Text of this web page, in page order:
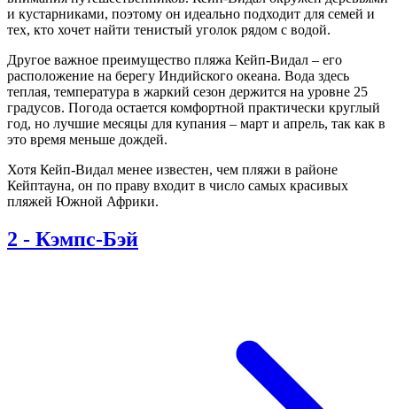
и кустарниками, поэтому он идеально подходит для семей и
тех, кто хочет найти тенистый уголок рядом с водой.
Другое важное преимущество пляжа Кейп-Видал – его
расположение на берегу Индийского океана. Вода здесь
теплая, температура в жаркий сезон держится на уровне 25
градусов. Погода остается комфортной практически круглый
год, но лучшие месяцы для купания – март и апрель, так как в
это время меньше дождей.
Хотя Кейп-Видал менее известен, чем пляжи в районе
Кейптауна, он по праву входит в число самых красивых
пляжей Южной Африки.
2 - Кэмпс-Бэй